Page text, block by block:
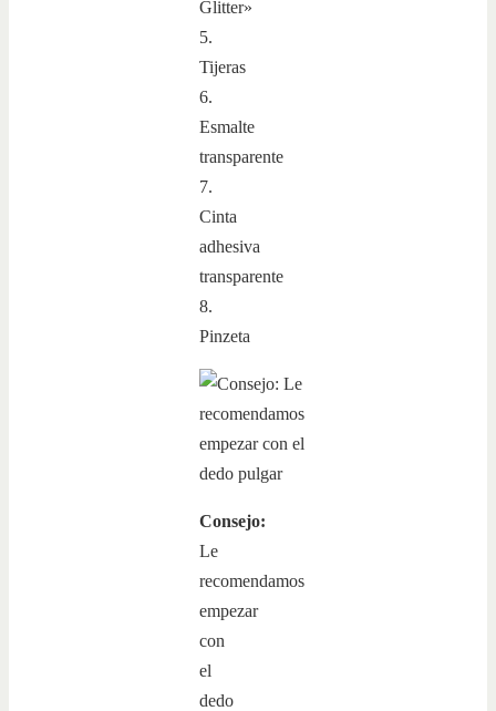
Glitter»
5.
Tijeras
6.
Esmalte
transparente
7.
Cinta
adhesiva
transparente
8.
Pinzeta
Consejo:
Le
recomendamos
empezar
con
el
dedo